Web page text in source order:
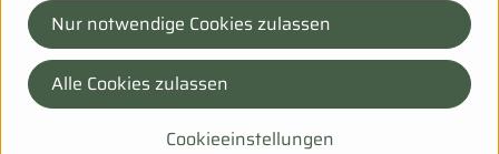
Cookieeinstellungen
Nur notwendige Cookies zulassen
Alle Cookies zulassen